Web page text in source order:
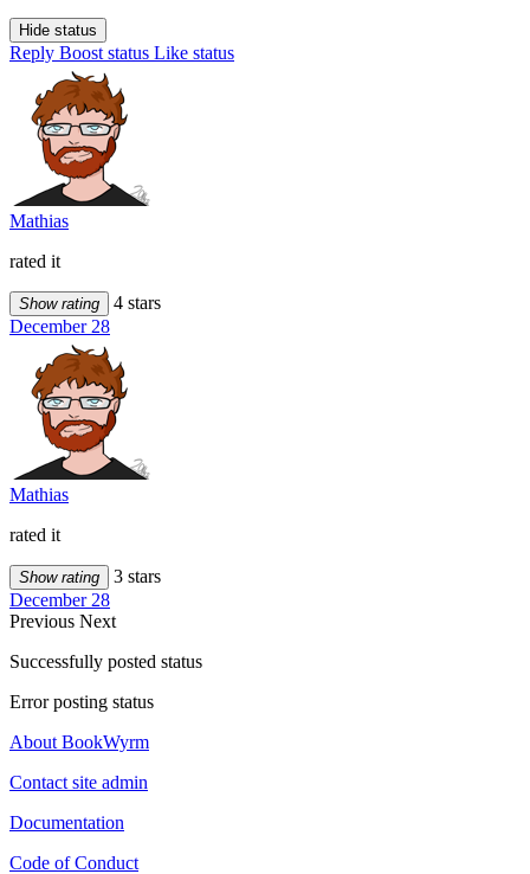
Hide status
Reply Boost status Like status
Mathias
rated it
Show rating
4 stars
December 28
Mathias
rated it
Show rating
3 stars
December 28
Previous Next
Successfully posted status
Error posting status
About BookWyrm
Contact site admin
Documentation
Code of Conduct